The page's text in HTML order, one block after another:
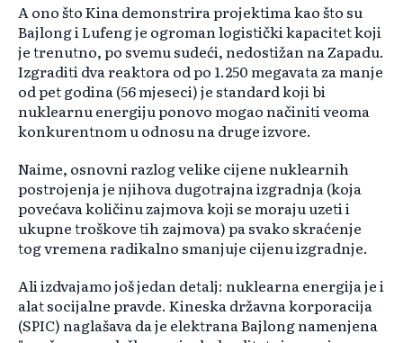
A ono što Kina demonstrira projektima kao što su
Bajlong i Lufeng je ogroman logistički kapacitet koji
je trenutno, po svemu sudeći, nedostižan na Zapadu.
Izgraditi dva reaktora od po 1.250 megavata za manje
od pet godina (56 mjeseci) je standard koji bi
nuklearnu energiju ponovo mogao načiniti veoma
konkurentnom u odnosu na druge izvore.
Naime, osnovni razlog velike cijene nuklearnih
postrojenja je njihova dugotrajna izgradnja (koja
povećava količinu zajmova koji se moraju uzeti i
ukupne troškove tih zajmova) pa svako skraćenje
tog vremena radikalno smanjuje cijenu izgradnje.
Ali izdvajamo još jedan detalj: nuklearna energija je i
alat socijalne pravde. Kineska državna korporacija
(SPIC) naglašava da je elektrana Bajlong namenjena